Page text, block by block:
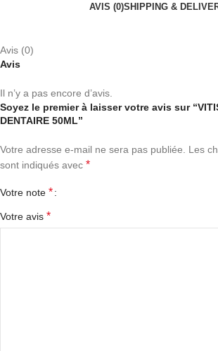
AVIS (0)SHIPPING &
Avis (0)
Avis
Il n’y a pas encore d’avis.
Soyez le premier à laisser votre avis sur
DENTAIRE 50ML”
Votre adresse e-mail ne sera pas publiée. Les
sont indiqués avec *
Votre note *
Votre avis *